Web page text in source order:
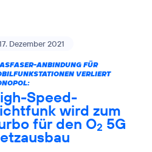
Dezember 2021
ANBINDUNG FÜR
VERLIERT
Speed-
wird zum
für den O2 5G